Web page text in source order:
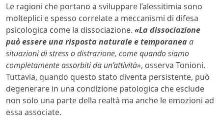
Le ragioni che portano a sviluppare l’alessitimia sono
molteplici e spesso correlate a meccanismi di difesa
psicologica come la dissociazione. «La dissociazione
può essere una risposta naturale e temporaneaa
situazioni di stress o distrazione, come quando siamo
completamente assorbiti da un’attività», osserva Tonioni.
Tuttavia, quando questo stato diventa persistente, può
degenerare in una condizione patologica che esclude
non solo una parte della realtà ma anche le emozioni ad
essa associate.